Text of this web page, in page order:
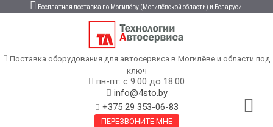
Бесплатная доставка по Могилёву (Могилёвской области) и Беларуси!
Поставка оборудования для автосервиса в Могилёве и области под
ключ
пн-пт: с 9.00 до 18.00
info@4sto.by
+375 29 353-06-83
ПЕРЕЗВОНИТЕ МНЕ